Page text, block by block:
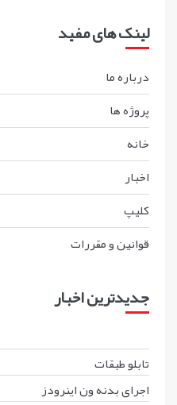
لینک های مفید
درباره ما
پروژه ها
خانه
اخبار
کليپ
قوانين و مقررات
جدیدترین اخبار
تابلو طبقات
اجرای بدنه ون اینرودز